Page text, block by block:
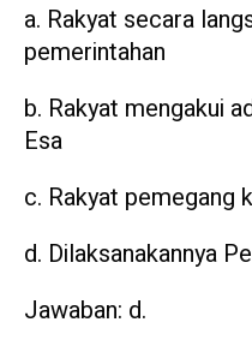
a. Rakyat secara
pemerintahan
b. Rakyat mengakui
Esa
c. Rakyat pemegang
d. Dilaksanakannya
Jawaban: d.